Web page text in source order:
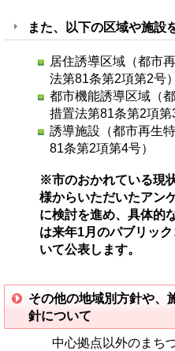
また、以下の区域や施設
居住誘導区域（都市
法第81条第2項第2号）
都市機能誘導区域（
措置法第81条第2項第
誘導施設（都市再生
81条第2項第4号）
※市のおかれている現
様からいただいたアン
に検討を進め、具体的
は来年1月のパブリッ
いて公表します。
その他の地域別方針や、
針について
中心拠点以外のまち